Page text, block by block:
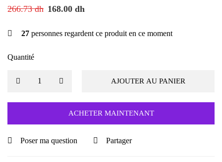
266.73dh 168.00 dh
27 personnes regardent ce produit en ce moment
Quantité
AJOUTER AU PANIER
ACHETER MAINTENANT
Poser ma question Partager